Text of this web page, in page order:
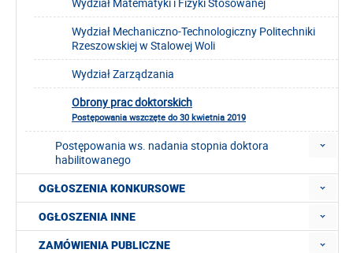
Wydział Mechaniczno-Technologiczny Politechniki
Rzeszowskiej w Stalowej Woli
Wydział Zarządzania
Obrony prac doktorskich
Postępowania wszczęte do 30 kwietnia 2019
Postępowania ws. nadania stopnia doktora
habilitowanego
OGŁOSZENIA KONKURSOWE
OGŁOSZENIA INNE
ZAMÓWIENIA PUBLICZNE